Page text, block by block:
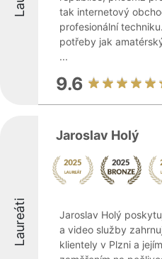
tak internetový
profesionální
potřeby jak
...
9.6
Laureáti
Jaroslav Holý
Jaroslav Holý
a video služby
klientely v Plzni a